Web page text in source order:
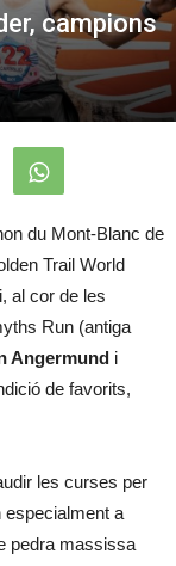
campions
du Mont-Blanc de
Trail World
al cor de les
Run (antiga
Angermund i
de favorits,
les curses per
especialment a
pedra massissa